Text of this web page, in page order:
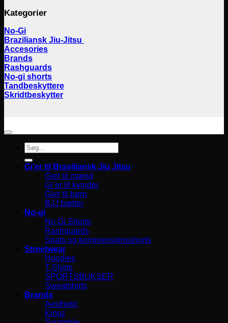
Kategorier
No-Gi
Braziliansk Jiu-Jitsu
Accesories
Brands
Rashguards
No-gi shorts
Tandbeskyttere
Skridtbeskytter
Søg
efter:
Gi’er til Brasiliansk Jiu Jitsu
Gier til mænd
Gi’er til kvinder
Gier til børn
BJJ bælter
No-gi
No Gi Shorts
Rashguards
Spats og kompressionsshorts
Streetwear
Hoodies
T-Shirts
SPORTSBUKSER
Sweatshirts
Brands
Aesthetic
Kingz